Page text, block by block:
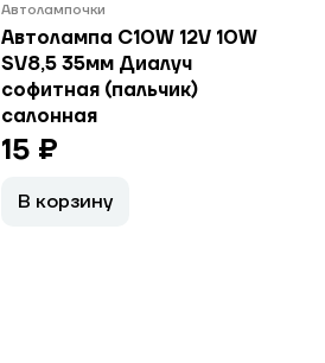
Автолампочки
Автолампа C10W 12V 10W
SV8,5 35мм Диалуч
софитная (пальчик)
салонная
15 ₽
В корзину